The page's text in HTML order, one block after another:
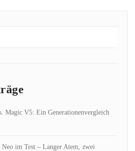
Magic V5: Ein Generationenvergleich
Neo im Test – Langer Atem, zwei